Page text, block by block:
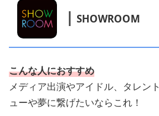
SHOWROOM
こんな人におすすめ
メディア出演やアイドル、タレン
ューや夢に繋げたいならこれ！